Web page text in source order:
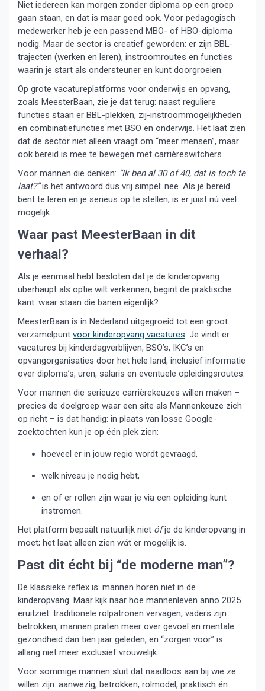
Niet iedereen kan morgen zonder diploma op een groep
gaan staan, en dat is maar goed ook. Voor pedagogisch
medewerker heb je een passend MBO- of HBO-diploma
nodig. Maar de sector is creatief geworden: er zijn BBL-
trajecten (werken en leren), instroomroutes en functies
waarin je start als ondersteuner en kunt doorgroeien.
Op grote vacatureplatforms voor onderwijs en opvang,
zoals MeesterBaan, zie je dat terug: naast reguliere
functies staan er BBL-plekken, zij-instroommogelijkheden
en combinatiefuncties met BSO en onderwijs. Het laat zien
dat de sector niet alleen vraagt om “meer mensen”, maar
ook bereid is mee te bewegen met carrièreswitchers.
Voor mannen die denken: “Ik ben al 30 of 40, dat is toch te
laat?”is het antwoord dus vrij simpel: nee. Als je bereid
bent te leren en je serieus op te stellen, is er juist nú veel
mogelijk.
Waar past MeesterBaan in dit
verhaal?
Als je eenmaal hebt besloten dat je de kinderopvang
überhaupt als optie wilt verkennen, begint de praktische
kant: waar staan die banen eigenlijk?
MeesterBaan is in Nederland uitgegroeid tot een groot
verzamelpunt voor kinderopvang vacatures . Je vindt er
vacatures bij kinderdagverblijven, BSO’s, IKC’s en
opvangorganisaties door het hele land, inclusief informatie
over diploma’s, uren, salaris en eventuele opleidingsroutes.
Voor mannen die serieuze carrièrekeuzes willen maken –
precies de doelgroep waar een site als Mannenkeuze zich
op richt – is dat handig: in plaats van losse Google-
zoektochten kun je op één plek zien:
hoeveel er in jouw regio wordt gevraagd,
welk niveau je nodig hebt,
en of er rollen zijn waar je via een opleiding kunt
instromen.
Het platform bepaalt natuurlijk niet ófje de kinderopvang in
moet; het laat alleen zien wát er mogelijk is.
Past dit écht bij “de moderne man”?
De klassieke reflex is: mannen horen niet in de
kinderopvang. Maar kijk naar hoe mannenleven anno 2025
eruitziet: traditionele rolpatronen vervagen, vaders zijn
betrokken, mannen praten meer over gevoel en mentale
gezondheid dan tien jaar geleden, en “zorgen voor” is
allang niet meer exclusief vrouwelijk.
Voor sommige mannen sluit dat naadloos aan bij wie ze
willen zijn: aanwezig, betrokken, rolmodel, praktisch én